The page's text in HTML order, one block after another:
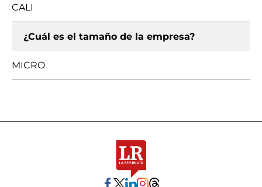
CALI
¿Cuál es el tamaño de la empresa?
MICRO